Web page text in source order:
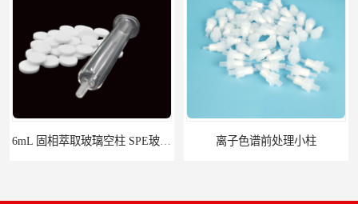
6mL 固相萃取玻璃空柱 SPE玻璃空柱 离子色谱前处理小柱​